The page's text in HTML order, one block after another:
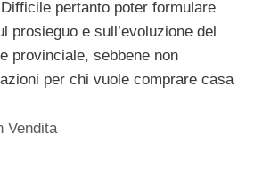
pertanto poter formulare
prosieguo e sull’evoluzione del
provinciale, sebbene non
per chi vuole comprare casa
Vendita